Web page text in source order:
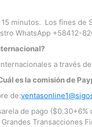
minutos. Los fines
WhatsApp +58412-
a través
es la comisión de
de:ventas
de pago
Transacciones